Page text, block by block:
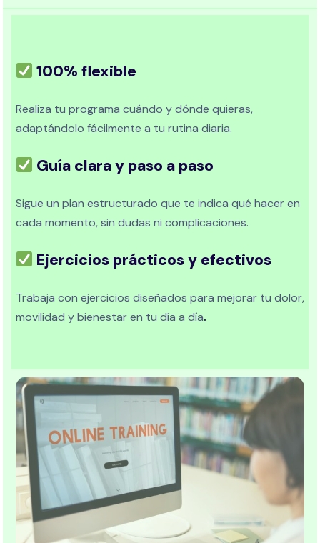
100% flexible
Realiza tu programa cuándo y dónde quieras,
adaptándolo fácilmente a tu rutina diaria.
Guía clara y paso a paso
Sigue un plan estructurado que te indica qué hacer en
cada momento, sin dudas ni complicaciones.
Ejercicios prácticos y efectivos
Trabaja con ejercicios diseñados para mejorar tu dolor,
movilidad y bienestar en tu día a día.